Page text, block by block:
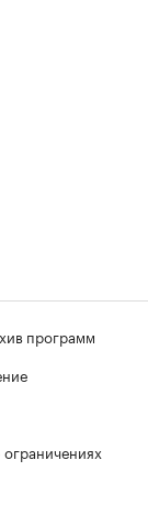
программ